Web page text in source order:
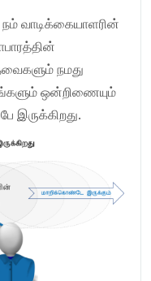
வாடிக்கையாளரின்
நமது
ஒன்றிணையும்
இருக்கிறது.